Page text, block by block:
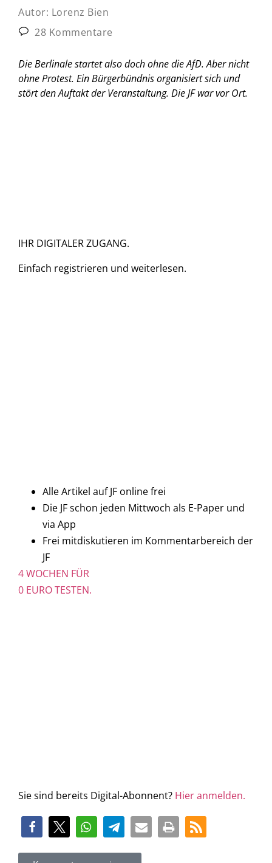
Autor: Lorenz Bien
28 Kommentare
Die Berlinale startet also doch ohne die AfD. Aber nicht
ohne Protest. Ein Bürgerbündnis organisiert sich und
stört den Auftakt der Veranstaltung. Die JF war vor Ort.
IHR DIGITALER ZUGANG.
Einfach registrieren und weiterlesen.
Alle Artikel auf JF online frei
Die JF schon jeden Mittwoch als E-Paper und
via App
Frei mitdiskutieren im Kommentarbereich der
JF
4 WOCHEN FÜR
0 EURO TESTEN.
Sie sind bereits Digital-Abonnent? Hier anmelden.